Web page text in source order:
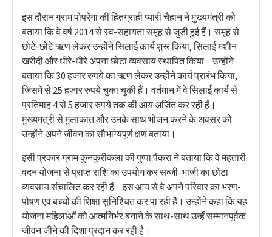
इस दौरान ग्राम पोपरेंगा की हितग्राही प्यारी चैहान ने मुख्यमंत्री को
बताया कि वे वर्ष 2014 से स्व-सहायता समूह से जुड़ी हुई हैं। समूह से
छोटे-छोटे ऋण लेकर उन्होंने सिलाई कार्य शुरू किया, सिलाई मशीन
खरीदी और धीरे-धीरे अपना छोटा व्यवसाय स्थापित किया। उन्होंने
बताया कि 30 हजार रुपये का ऋण लेकर उन्होंने कार्य प्रारंभ किया,
जिसमें से 25 हजार रुपये चुका चुकी हैं। वर्तमान में वे सिलाई कार्य से
प्रतिमाह 4 से 5 हजार रुपये तक की आय अर्जित कर रही हैं।
मुख्यमंत्री से मुलाकात और उनके साथ भोजन करने के अवसर को
उन्होंने अपने जीवन का सौभाग्यपूर्ण क्षण बताया।
इसी प्रकार ग्राम कुनकुरीकला की पुष्पा पैंकरा ने बताया कि वे महतारी
वंदन योजना से प्राप्त राशि का उपयोग कर सब्जी-भाजी का छोटा
व्यवसाय संचालित कर रही हैं। इस आय से वे अपने परिवार का भरण-
पोषण एवं बच्चों की शिक्षा सुनिश्चित कर पा रही हैं। उन्होंने कहा कि यह
योजना महिलाओं को आत्मनिर्भर बनाने के साथ-साथ उन्हें सम्मानपूर्वक
जीवन जीने की दिशा प्रदान कर रही है।